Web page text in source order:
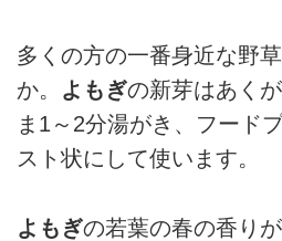
多くの方の一番身近な野
か。 よもぎの新芽はあく
ま1～2分湯がき、フード
スト状にして使います。
よもぎの若葉の春の香り